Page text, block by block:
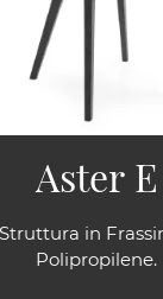
in
Polipropilene.
Aster E